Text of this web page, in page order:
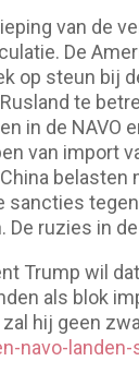
van de
De
op steun bij
te
in de NAVO
van import
sancties
ruzies in
Trump wil
als blok
hij geen
navo-